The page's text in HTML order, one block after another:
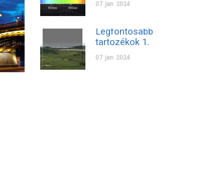
07 jan 2024
Legfontosabb
tartozékok 1.
07 jan 2024